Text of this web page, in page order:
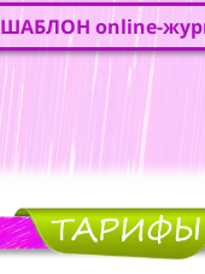
ШАБЛОН online-